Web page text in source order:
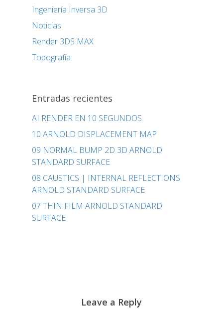
Ingeniería Inversa 3D
Noticias
Render 3DS MAX
Topografía
Entradas recientes
AI RENDER EN 10 SEGUNDOS
10 ARNOLD DISPLACEMENT MAP
09 NORMAL BUMP 2D 3D ARNOLD
STANDARD SURFACE
08 CAUSTICS | INTERNAL REFLECTIONS
ARNOLD STANDARD SURFACE
07 THIN FILM ARNOLD STANDARD
SURFACE
Leave a Reply